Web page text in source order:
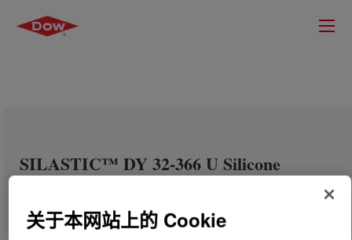
SILASTIC™ DY 32-366 U Silicone
Rubber
关于本网站上的 Cookie